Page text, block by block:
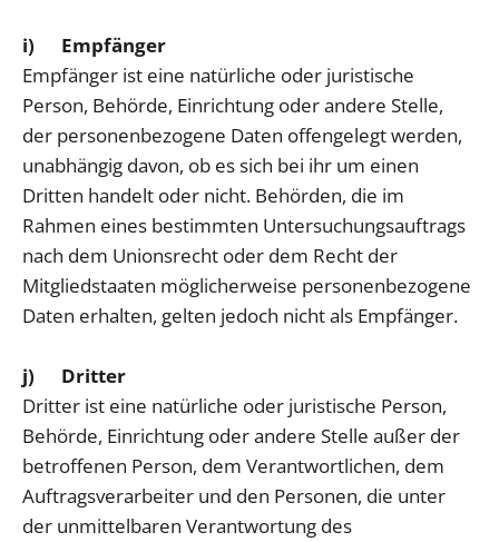
i) Empfänger
Empfänger ist eine natürliche oder juristische
Person, Behörde, Einrichtung oder andere Stelle,
der personenbezogene Daten offengelegt werden,
unabhängig davon, ob es sich bei ihr um einen
Dritten handelt oder nicht. Behörden, die im
Rahmen eines bestimmten Untersuchungsauftrags
nach dem Unionsrecht oder dem Recht der
Mitgliedstaaten möglicherweise personenbezogene
Daten erhalten, gelten jedoch nicht als Empfänger.
j) Dritter
Dritter ist eine natürliche oder juristische Person,
Behörde, Einrichtung oder andere Stelle außer der
betroffenen Person, dem Verantwortlichen, dem
Auftragsverarbeiter und den Personen, die unter
der unmittelbaren Verantwortung des